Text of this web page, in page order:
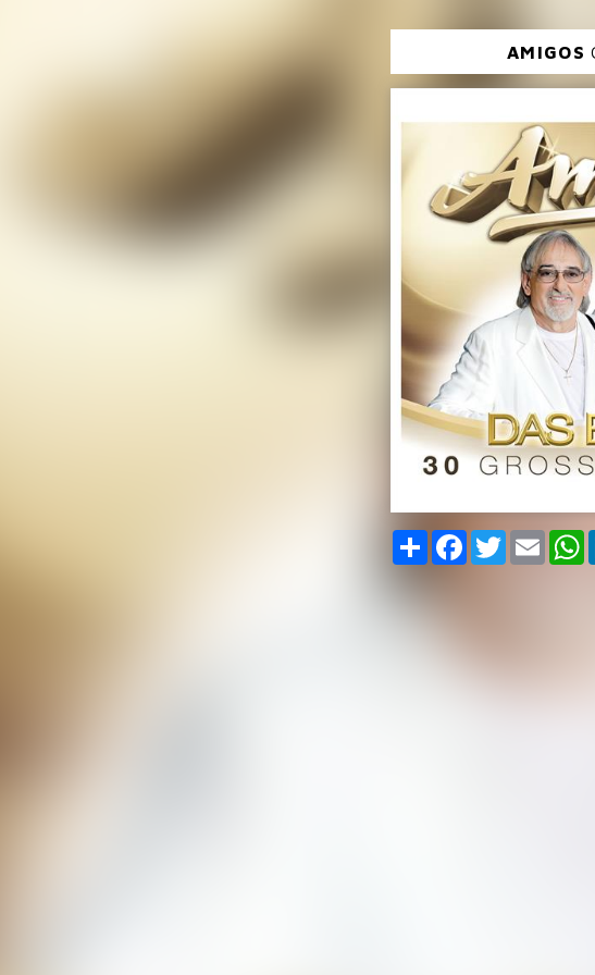
AMIGOS
Share FacebookTwitterEmail